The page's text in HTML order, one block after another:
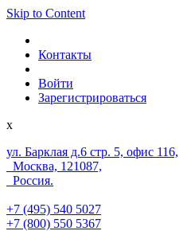
Skip to Content
Контакты
Войти
Зарегистрироваться
x
ул. Барклая д.6 стр. 5, офис 116,
Москва, 121087,
Россия.
+7 (495) 540 5027
+7 (800) 550 5367